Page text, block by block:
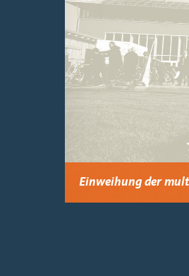
Einweihung der